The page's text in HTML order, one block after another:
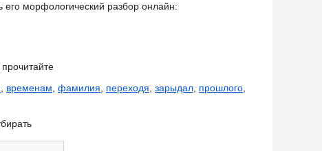
его морфологический разбор онлайн:
временам фамилия переходя зарыдал прошлого